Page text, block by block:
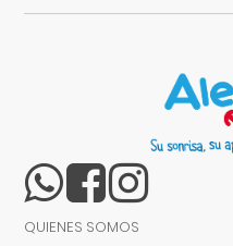
QUIENES SOMOS